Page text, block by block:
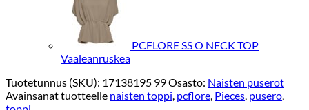
PCFLORE SS O NECK TOP
Vaaleanruskea
Tuotetunnus (SKU): 17138195 99Osasto: Naisten puserot
Avainsanat tuotteelle naisten toppi, pcflore, Pieces, pusero,